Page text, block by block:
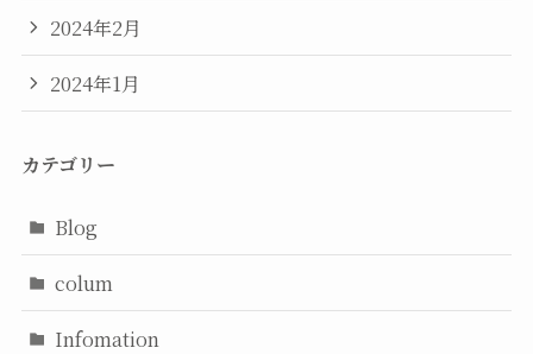
2024年2月
2024年1月
カテゴリー
Blog
colum
Infomation